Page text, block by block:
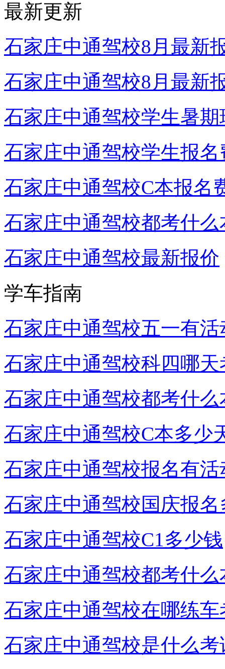
最新更新
石家庄中通驾校8月最新
石家庄中通驾校8月最新
石家庄中通驾校学生暑期
石家庄中通驾校学生报名
石家庄中通驾校C本报名
石家庄中通驾校都考什么
石家庄中通驾校最新报价
学车指南
石家庄中通驾校五一有活
石家庄中通驾校科四哪天
石家庄中通驾校都考什么
石家庄中通驾校C本多少
石家庄中通驾校报名有活
石家庄中通驾校国庆报名
石家庄中通驾校C1多少钱
石家庄中通驾校都考什么
石家庄中通驾校在哪练车
石家庄中通驾校是什么考